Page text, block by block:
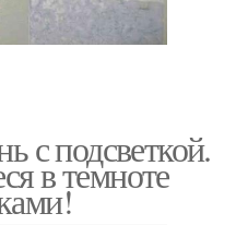
с подсветкой.
в темноте